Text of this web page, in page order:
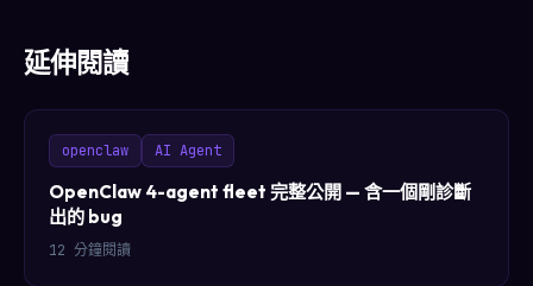
延伸閱讀
openclaw AI Agent
OpenClaw 4-agent fleet 完整公開 — 含一個剛診斷
出的 bug
12 分鐘閱讀